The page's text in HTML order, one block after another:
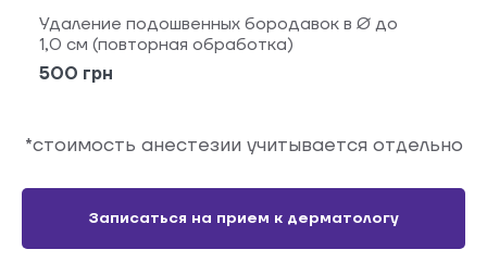
Удаление подошвенных бородавок в Ø до
1,0 см (повторная обработка)
500 грн
*стоимость анестезии учитывается отдельно
Записаться на прием к дерматологу